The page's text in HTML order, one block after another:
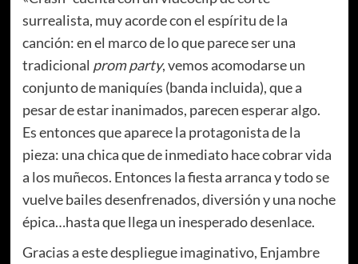
surrealista, muy acorde con el espíritu de la
canción: en el marco de lo que parece ser una
tradicional prom party, vemos acomodarse un
conjunto de maniquíes (banda incluida), que a
pesar de estar inanimados, parecen esperar algo.
Es entonces que aparece la protagonista de la
pieza: una chica que de inmediato hace cobrar vida
a los muñecos. Entonces la fiesta arranca y todo se
vuelve bailes desenfrenados, diversión y una noche
épica…hasta que llega un inesperado desenlace.
Gracias a este despliegue imaginativo, Enjambre